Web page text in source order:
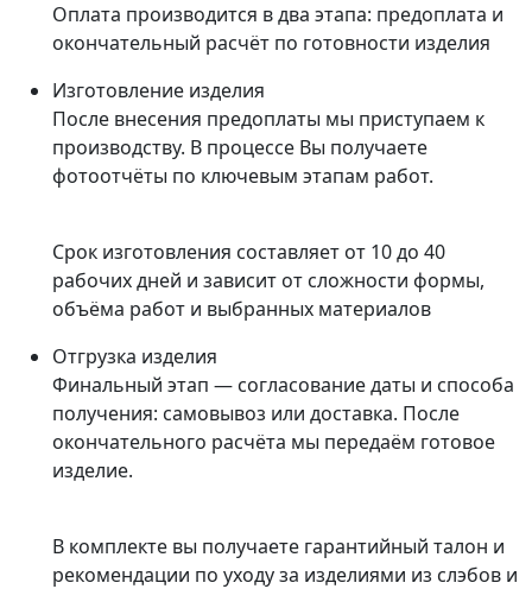
Оплата производится в два этапа: предоплата и
окончательный расчёт по готовности изделия
Изготовление изделия
После внесения предоплаты мы приступаем к
производству. В процессе Вы получаете
фотоотчёты по ключевым этапам работ.
Срок изготовления составляет от 10 до 40
рабочих дней и зависит от сложности формы,
объёма работ и выбранных материалов
Отгрузка изделия
Финальный этап — согласование даты и способа
получения: самовывоз или доставка. После
окончательного расчёта мы передаём готовое
изделие.
В комплекте вы получаете гарантийный талон и
рекомендации по уходу за изделиями из слэбов и